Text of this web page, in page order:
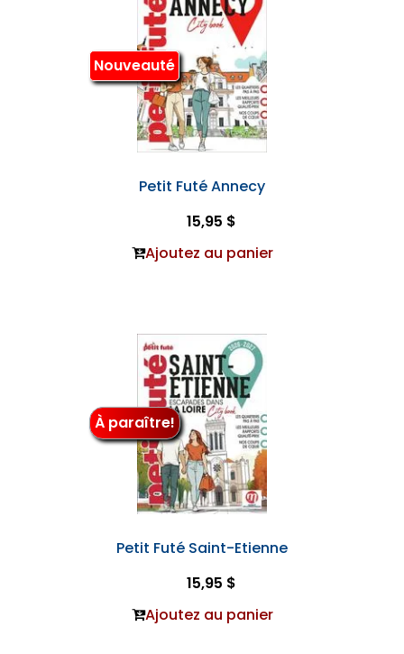
Nouveauté
Petit Futé Annecy
15,95 $
Ajoutez au panier
À paraître!
Petit Futé Saint-Etienne
15,95 $
Ajoutez au panier